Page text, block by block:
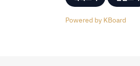
Powered by KBoard